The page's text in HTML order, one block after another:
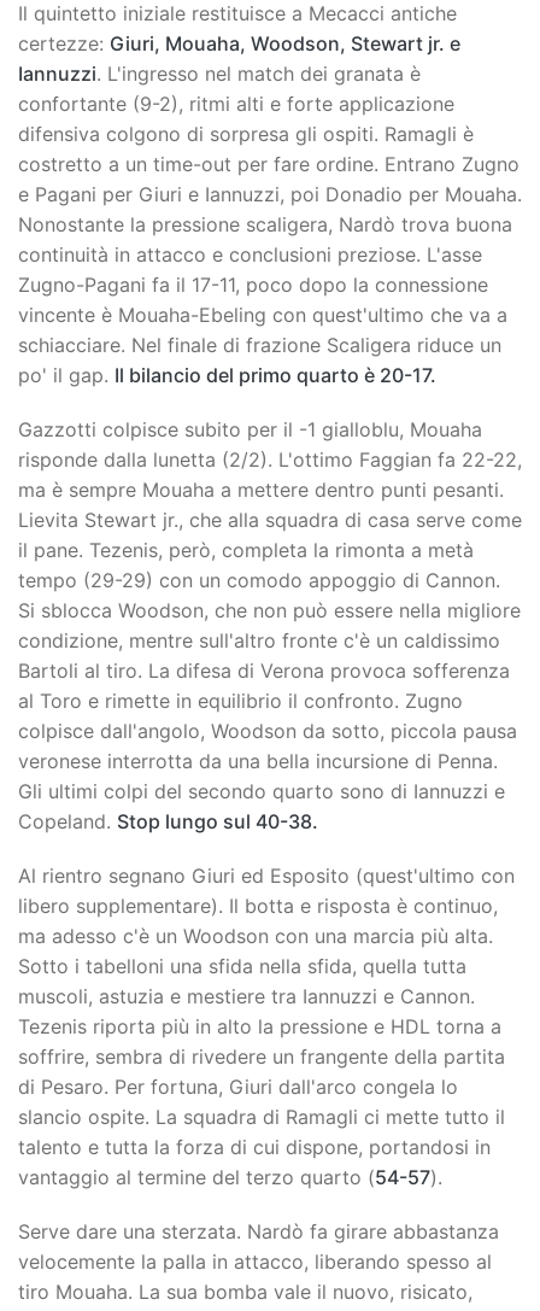
Il quintetto iniziale restituisce a Mecacci antiche
certezze: Giuri, Mouaha, Woodson, Stewart jr. e
Iannuzzi. L'ingresso nel match dei granata è
confortante (9-2), ritmi alti e forte applicazione
difensiva colgono di sorpresa gli ospiti. Ramagli è
costretto a un time-out per fare ordine. Entrano Zugno
e Pagani per Giuri e Iannuzzi, poi Donadio per Mouaha.
Nonostante la pressione scaligera, Nardò trova buona
continuità in attacco e conclusioni preziose. L'asse
Zugno-Pagani fa il 17-11, poco dopo la connessione
vincente è Mouaha-Ebeling con quest'ultimo che va a
schiacciare. Nel finale di frazione Scaligera riduce un
po' il gap. Il bilancio del primo quarto è 20-17.
Gazzotti colpisce subito per il -1 gialloblu, Mouaha
risponde dalla lunetta (2/2). L'ottimo Faggian fa 22-22,
ma è sempre Mouaha a mettere dentro punti pesanti.
Lievita Stewart jr., che alla squadra di casa serve come
il pane. Tezenis, però, completa la rimonta a metà
tempo (29-29) con un comodo appoggio di Cannon.
Si sblocca Woodson, che non può essere nella migliore
condizione, mentre sull'altro fronte c'è un caldissimo
Bartoli al tiro. La difesa di Verona provoca sofferenza
al Toro e rimette in equilibrio il confronto. Zugno
colpisce dall'angolo, Woodson da sotto, piccola pausa
veronese interrotta da una bella incursione di Penna.
Gli ultimi colpi del secondo quarto sono di Iannuzzi e
Copeland. Stop lungo sul 40-38.
Al rientro segnano Giuri ed Esposito (quest'ultimo con
libero supplementare). Il botta e risposta è continuo,
ma adesso c'è un Woodson con una marcia più alta.
Sotto i tabelloni una sfida nella sfida, quella tutta
muscoli, astuzia e mestiere tra Iannuzzi e Cannon.
Tezenis riporta più in alto la pressione e HDL torna a
soffrire, sembra di rivedere un frangente della partita
di Pesaro. Per fortuna, Giuri dall'arco congela lo
slancio ospite. La squadra di Ramagli ci mette tutto il
talento e tutta la forza di cui dispone, portandosi in
vantaggio al termine del terzo quarto (54-57).
Serve dare una sterzata. Nardò fa girare abbastanza
velocemente la palla in attacco, liberando spesso al
tiro Mouaha. La sua bomba vale il nuovo, risicato,